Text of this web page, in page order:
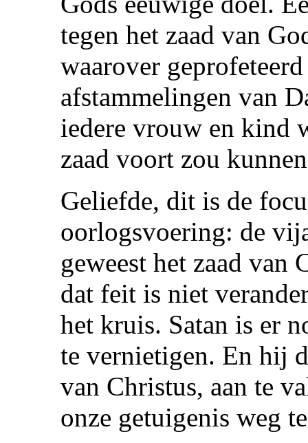
tegen het zaad van
waarover
afstammelingen van
iedere vrouw en kind
zaad voort zou
Geliefde, dit is de
oorlogsvoering: de
geweest het zaad van
dat feit is niet
het kruis. Satan is er
te vernietigen. En hij
van Christus, aan te
onze getuigenis weg